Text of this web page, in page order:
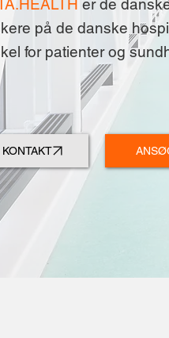
KONTAKT
er de
på de danske
for patienter og